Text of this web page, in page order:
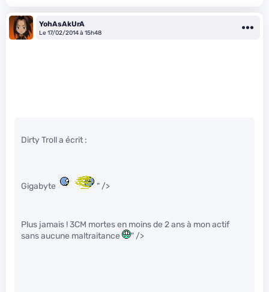
YohAsAkUrA
Le 17/02/2014 à 15h48
Dirty Troll a écrit :
Gigabyte " />
Plus jamais ! 3CM mortes en moins de 2 ans à mon actif
sans aucune maltraitance
" />